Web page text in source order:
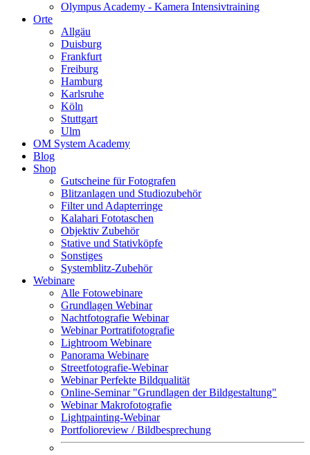
Olympus Academy - Kamera Intensivtraining
Orte
Allgäu
Duisburg
Frankfurt
Freiburg
Hamburg
Karlsruhe
Köln
Stuttgart
Ulm
OM System Academy
Blog
Shop
Gutscheine für Fotografen
Blitzanlagen und Studiozubehör
Filter und Adapterringe
Kalahari Fototaschen
Objektiv Zubehör
Stative und Stativköpfe
Sonstiges
Systemblitz-Zubehör
Webinare
Alle Fotowebinare
Grundlagen Webinar
Nachtfotografie Webinar
Webinar Portratifotografie
Lightroom Webinare
Panorama Webinare
Streetfotografie-Webinar
Webinar Perfekte Bildqualität
Online-Seminar "Grundlagen der Bildgestaltung"
Webinar Makrofotografie
Lightpainting-Webinar
Portfolioreview / Bildbesprechung